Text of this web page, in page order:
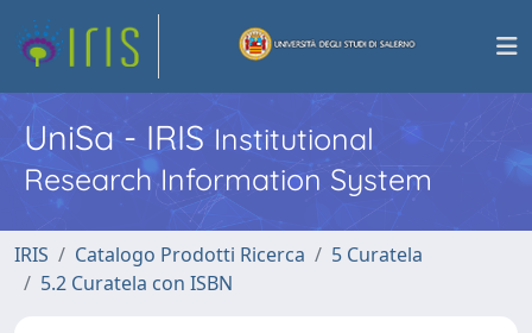
UniSa - IRISInstitutional
Research Information System
IRIS Catalogo Prodotti Ricerca
5 Curatela
5.2 Curatela con ISBN